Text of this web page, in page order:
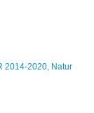
2014-2020, Natur